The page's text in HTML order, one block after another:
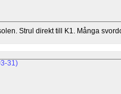
Strul direkt till K1. Många